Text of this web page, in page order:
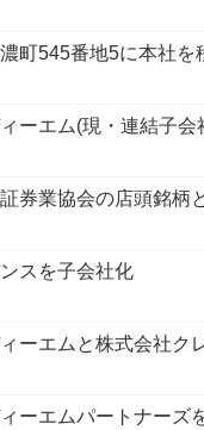
町545番地5に本社を
ーエム(現・連結子
券業協会の店頭銘柄
スを子会社化
ーエムと株式会社ク
ーエムパートナーズ